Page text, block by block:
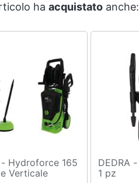
ha acquistatoanche:
Verticale
DEDRA - DEDRA DED8819,
1 pz